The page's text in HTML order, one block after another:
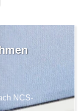
NCS-